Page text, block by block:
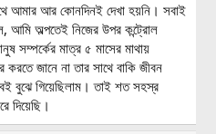
আমার আর কোনদিনই দেখা হয়নি। সবাই
আমি অল্পতেই নিজের উপর কন্ট্রোল
সম্পর্কের মাত্র ৫ মাসের মাথায়
করতে জানে না তার সাথে বাকি জীবন
বুঝে গিয়েছিলাম। তাই শত সহস্র
দিয়েছি।